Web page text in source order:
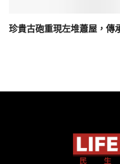
珍貴古砲重現左堆蕭屋，傳